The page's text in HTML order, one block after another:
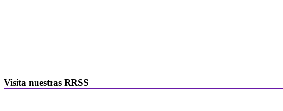
Visita nuestras RRSS